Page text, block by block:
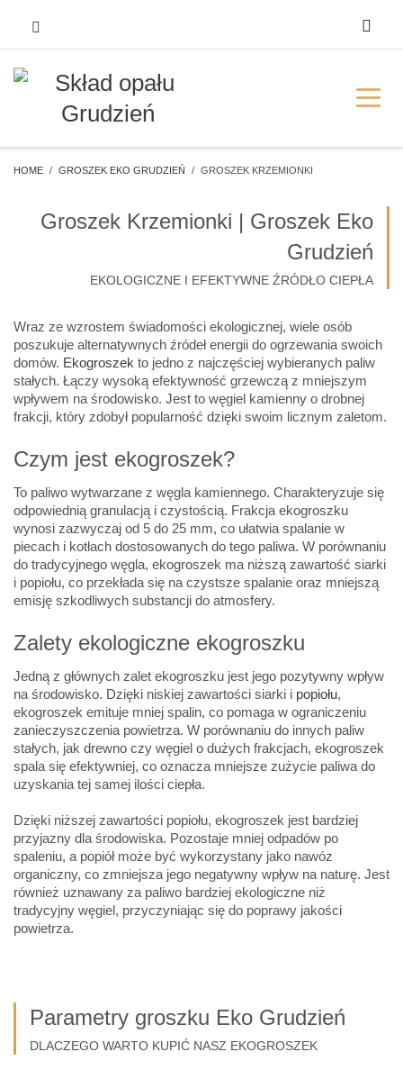
HOME GROSZEK EKO GRUDZIEŃ GROSZEK KRZEMIONKI
Groszek Krzemionki | Groszek Eko
Grudzień
EKOLOGICZNE I EFEKTYWNE ŹRÓDŁO CIEPŁA
Wraz ze wzrostem świadomości ekologicznej, wiele osób
poszukuje alternatywnych źródeł energii do ogrzewania swoich
domów. Ekogroszek to jedno z najczęściej wybieranych paliw
stałych. Łączy wysoką efektywność grzewczą z mniejszym
wpływem na środowisko. Jest to węgiel kamienny o drobnej
frakcji, który zdobył popularność dzięki swoim licznym zaletom.
Czym jest ekogroszek?
To paliwo wytwarzane z węgla kamiennego. Charakteryzuje się
odpowiednią granulacją i czystością. Frakcja ekogroszku
wynosi zazwyczaj od 5 do 25 mm, co ułatwia spalanie w
piecach i kotłach dostosowanych do tego paliwa. W porównaniu
do tradycyjnego węgla, ekogroszek ma niższą zawartość siarki
i popiołu, co przekłada się na czystsze spalanie oraz mniejszą
emisję szkodliwych substancji do atmosfery.
Zalety ekologiczne ekogroszku
Jedną z głównych zalet ekogroszku jest jego pozytywny wpływ
na środowisko. Dzięki niskiej zawartości siarki i popiołu,
ekogroszek emituje mniej spalin, co pomaga w ograniczeniu
zanieczyszczenia powietrza. W porównaniu do innych paliw
stałych, jak drewno czy węgiel o dużych frakcjach, ekogroszek
spala się efektywniej, co oznacza mniejsze zużycie paliwa do
uzyskania tej samej ilości ciepła.
Dzięki niższej zawartości popiołu, ekogroszek jest bardziej
przyjazny dla środowiska. Pozostaje mniej odpadów po
spaleniu, a popiół może być wykorzystany jako nawóz
organiczny, co zmniejsza jego negatywny wpływ na naturę. Jest
również uznawany za paliwo bardziej ekologiczne niż
tradycyjny węgiel, przyczyniając się do poprawy jakości
powietrza.
Parametry groszku Eko Grudzień
DLACZEGO WARTO KUPIĆ NASZ EKOGROSZEK